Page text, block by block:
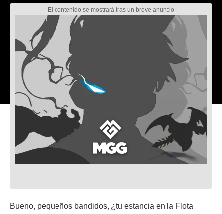
Bueno, pequeños bandidos, ¿tu estancia en la Flota